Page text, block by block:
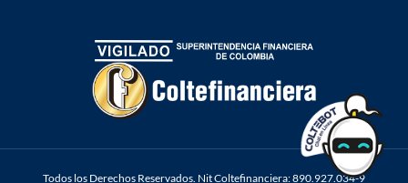
Todos los Derechos Reservados. Nit Coltefinanciera: 890.927.034-9